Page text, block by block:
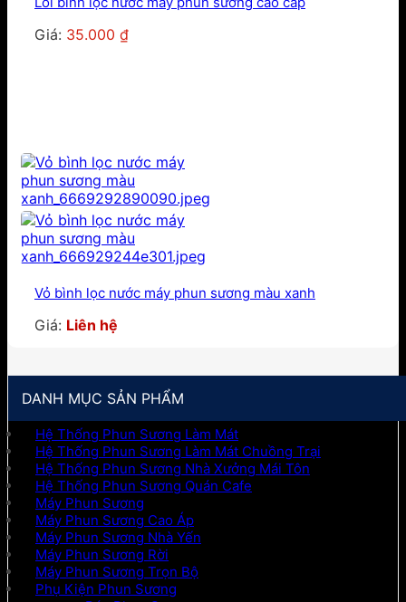
Giá: 35.000 ₫
Vỏ bình lọc nước máy phun sương màu xanh
Giá: Liên hệ
DANH MỤC SẢN PHẨM
Hệ Thống Phun Sương Làm Mát
Hệ Thống Phun Sương Làm Mát Chuồng Trại
Hệ Thống Phun Sương Nhà Xưởng Mái Tôn
Hệ Thống Phun Sương Quán Cafe
Máy Phun Sương
Máy Phun Sương Cao Áp
Máy Phun Sương Nhà Yến
Máy Phun Sương Rời
Máy Phun Sương Trọn Bộ
Phụ Kiện Phun Sương